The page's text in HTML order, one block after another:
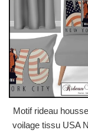
Motif rideau
voilage tissu USA